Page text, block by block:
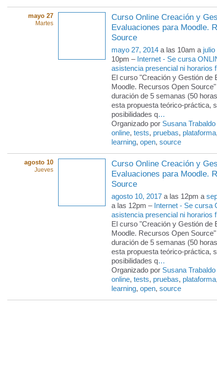
mayo 27
Martes
Curso Online Creación y
Evaluaciones para Moodle.
Source
mayo 27, 2014 a las 10am a
10pm – Internet - Se cursa
asistencia presencial ni horarios
El curso "Creación y Gestión de
Moodle. Recursos Open
duración de 5 semanas (50
esta propuesta teórico-práctica,
posibilidades q…
Organizado por Susana Trabaldo
online, tests, pruebas, plataforma
learning, open, source
agosto 10
Jueves
Curso Online Creación y
Evaluaciones para Moodle.
Source
agosto 10, 2017 a las 12pm a
a las 12pm – Internet - Se cursa
asistencia presencial ni horarios
El curso "Creación y Gestión de
Moodle. Recursos Open
duración de 5 semanas (50
esta propuesta teórico-práctica,
posibilidades q…
Organizado por Susana Trabaldo
online, tests, pruebas, plataforma
learning, open, source